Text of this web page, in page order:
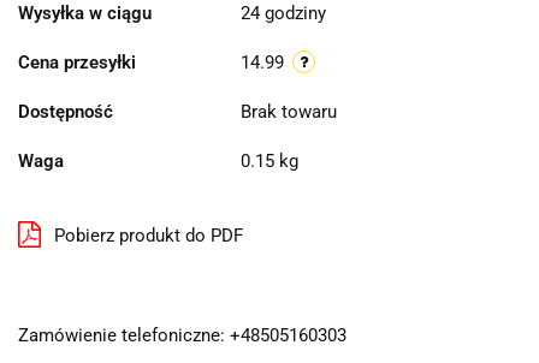
Wysyłka w ciągu 24 godziny
Cena przesyłki 14.99
Dostępność Brak towaru
Waga 0.15 kg
Pobierz produkt do PDF
Zamówienie telefoniczne: +48505160303